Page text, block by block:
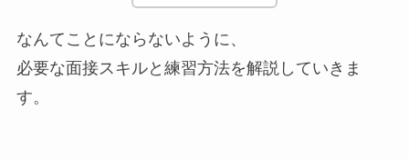
なんてことにならないように、
必要な面接スキルと練習方法を解説していきま
す。